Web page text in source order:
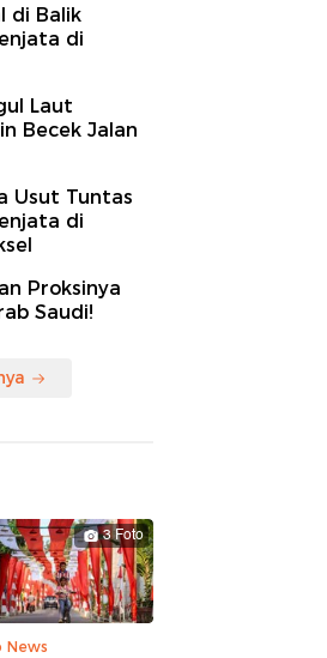
di Balik
di
Laut
Becek Jalan
Usut Tuntas
di
Proksinya
Saudi!
3 Foto
News